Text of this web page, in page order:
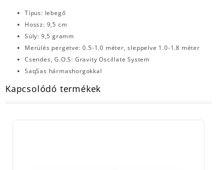
Típus: lebegő
Hossz: 9,5 cm
Súly: 9,5 gramm
Merülés pergetve: 0.5-1.0 méter, sleppelve 1.0-1.8 méter
Csendes, G.O.S: Gravity Oscillate System
SaqSas hármashorgokkal
Kapcsolódó termékek